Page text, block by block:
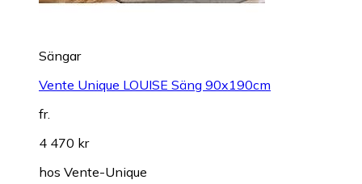
Sängar
Vente Unique LOUISE Säng 90x190cm
fr.
4 470 kr
hos Vente-Unique